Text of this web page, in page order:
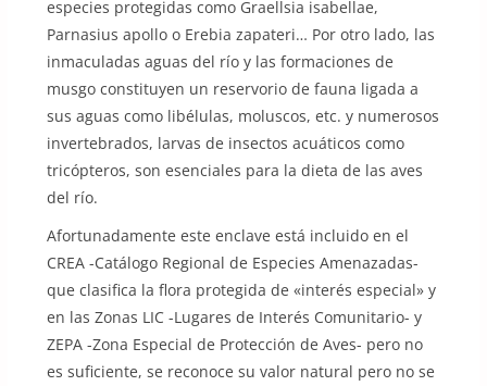
especies protegidas como Graellsia isabellae,
Parnasius apollo o Erebia zapateri… Por otro lado, las
inmaculadas aguas del río y las formaciones de
musgo constituyen un reservorio de fauna ligada a
sus aguas como libélulas, moluscos, etc. y numerosos
invertebrados, larvas de insectos acuáticos como
tricópteros, son esenciales para la dieta de las aves
del río.
Afortunadamente este enclave está incluido en el
CREA -Catálogo Regional de Especies Amenazadas-
que clasifica la flora protegida de «interés especial» y
en las Zonas LIC -Lugares de Interés Comunitario- y
ZEPA -Zona Especial de Protección de Aves- pero no
es suficiente, se reconoce su valor natural pero no se